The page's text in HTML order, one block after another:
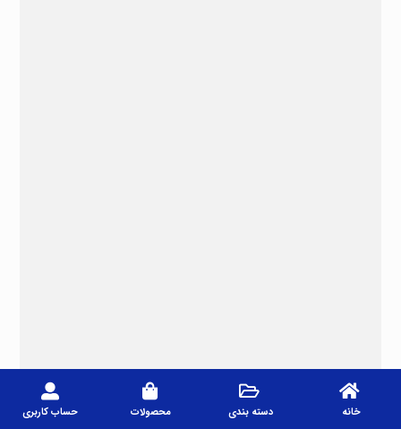
خانه دسته بندی محصولات حساب کاربری